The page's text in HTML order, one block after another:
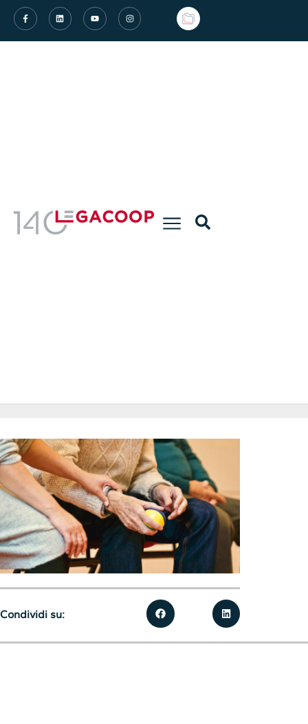
Condividi su: